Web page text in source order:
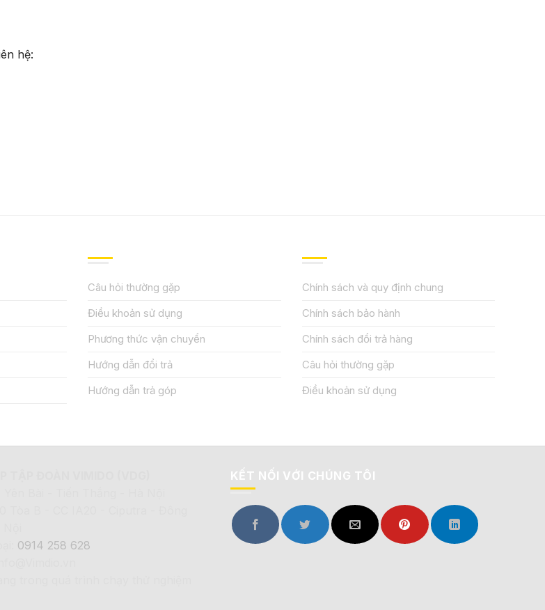
hệ:
Câu hỏi thường gặp
Điều khoản sử dụng
Phương thức vận chuyển
Hướng dẫn đổi trả
Hướng dẫn trả góp
Chính sách và quy định chung
Chính sách bảo hành
Chính sách đổi trả hàng
Câu hỏi thường gặp
Điều khoản sử dụng
0914 258 628
KẾT NỐI VỚI CHÚNG TÔI